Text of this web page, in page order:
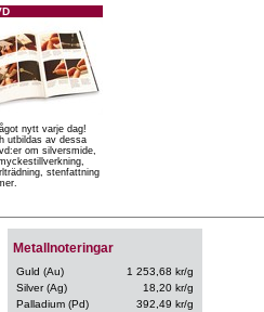
nytt varje dag!
utbildas av dessa
om silversmide,
stenfattning
Metallnoteringar
Guld (Au)
1 253,68 kr/g
Silver (Ag)
18,20 kr/g
Palladium (Pd)
392,49 kr/g